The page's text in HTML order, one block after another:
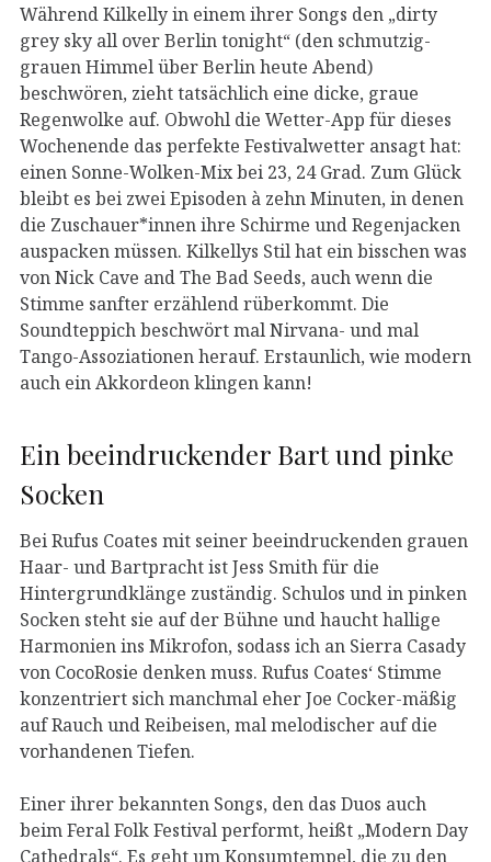
Während Kilkelly in einem ihrer Songs den „dirty
grey sky all over Berlin tonight“ (den schmutzig-
grauen Himmel über Berlin heute Abend)
beschwören, zieht tatsächlich eine dicke, graue
Regenwolke auf. Obwohl die Wetter-App für dieses
Wochenende das perfekte Festivalwetter ansagt hat:
einen Sonne-Wolken-Mix bei 23, 24 Grad. Zum Glück
bleibt es bei zwei Episoden à zehn Minuten, in denen
die Zuschauer*innen ihre Schirme und Regenjacken
auspacken müssen. Kilkellys Stil hat ein bisschen was
von Nick Cave and The Bad Seeds, auch wenn die
Stimme sanfter erzählend rüberkommt. Die
Soundteppich beschwört mal Nirvana- und mal
Tango-Assoziationen herauf. Erstaunlich, wie modern
auch ein Akkordeon klingen kann!
Ein beeindruckender Bart und pinke
Socken
Bei Rufus Coates mit seiner beeindruckenden grauen
Haar- und Bartpracht ist Jess Smith für die
Hintergrundklänge zuständig. Schulos und in pinken
Socken steht sie auf der Bühne und haucht hallige
Harmonien ins Mikrofon, sodass ich an Sierra Casady
von CocoRosie denken muss. Rufus Coates‘ Stimme
konzentriert sich manchmal eher Joe Cocker-mäßig
auf Rauch und Reibeisen, mal melodischer auf die
vorhandenen Tiefen.
Einer ihrer bekannten Songs, den das Duos auch
beim Feral Folk Festival performt, heißt „Modern Day
Cathedrals“. Es geht um Konsumtempel, die zu den